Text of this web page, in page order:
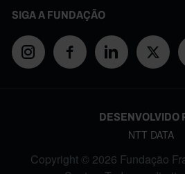
SIGA A FUNDAÇÃO
DESENVOLVIDO
NTT DATA
Copyright © 2026 Fundação